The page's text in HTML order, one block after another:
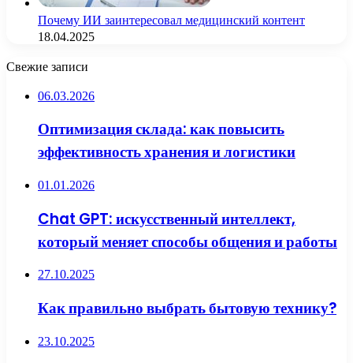
Почему ИИ заинтересовал медицинский контент
18.04.2025
Свежие записи
06.03.2026
Оптимизация склада: как повысить
эффективность хранения и логистики
01.01.2026
Chat GPT: искусственный интеллект,
который меняет способы общения и работы
27.10.2025
Как правильно выбрать бытовую технику?
23.10.2025